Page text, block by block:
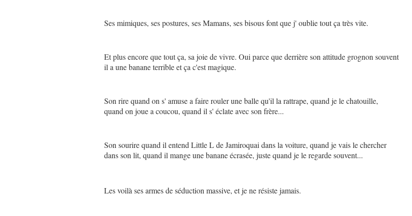
Ses mimiques, ses postures, ses Mamans, ses bisous font que j' oublie tout ça très vite.
Et plus encore que tout ça, sa joie de vivre. Oui parce que derrière son attitude grognon souvent
il a une banane terrible et ça c'est magique.
Son rire quand on s' amuse a faire rouler une balle qu'il la rattrape, quand je le chatouille,
quand on joue a coucou, quand il s' éclate avec son frère...
Son sourire quand il entend Little L de Jamiroquai dans la voiture, quand je vais le chercher
dans son lit, quand il mange une banane écrasée, juste quand je le regarde souvent...
Les voilà ses armes de séduction massive, et je ne résiste jamais.